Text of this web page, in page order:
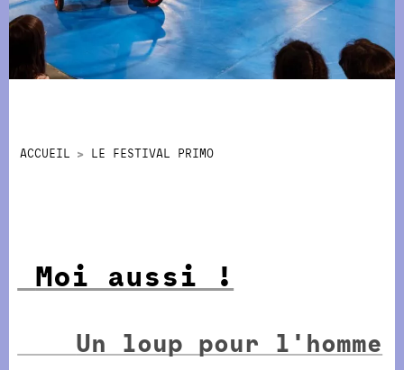
ACCUEIL LE FESTIVAL PRIMO
Moi aussi !
Un loup pour l'homme